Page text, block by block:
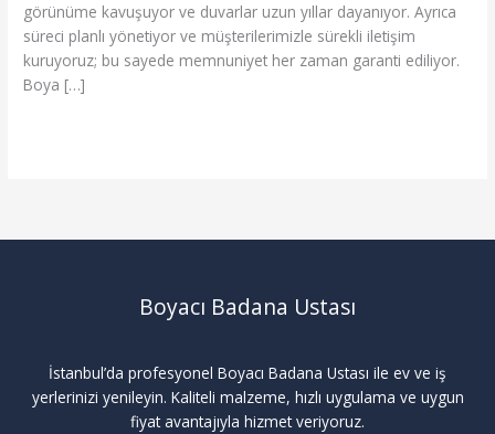
görünüme kavuşuyor ve duvarlar uzun yıllar dayanıyor. Ayrıca
süreci planlı yönetiyor ve müşterilerimizle sürekli iletişim
kuruyoruz; bu sayede memnuniyet her zaman garanti ediliyor.
Boya […]
Boyacı Badana Ustası
İstanbul’da profesyonel Boyacı Badana Ustası ile ev ve iş
yerlerinizi yenileyin. Kaliteli malzeme, hızlı uygulama ve uygun
fiyat avantajıyla hizmet veriyoruz.